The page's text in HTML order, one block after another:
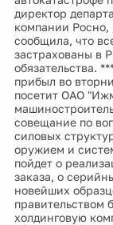
директор
компании Росно,
сообщила, что
застрахованы в
обязательства.
прибыл во
посетит ОАО
совещание по
силовых
оружием и
пойдет о
заказа, о
новейших
правительством
холдинговую